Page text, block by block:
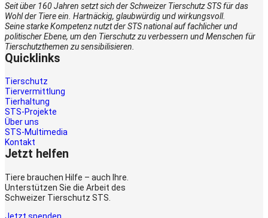
Seit über 160 Jahren setzt sich der Schweizer Tierschutz STS für das
Wohl der Tiere ein. Hartnäckig, glaubwürdig und wirkungsvoll.
Seine starke Kompetenz nutzt der STS national auf fachlicher und
politischer Ebene, um den Tierschutz zu verbessern und Menschen für
Tierschutzthemen zu sensibilisieren.
Quicklinks
Tierschutz
Tiervermittlung
Tierhaltung
STS-Projekte
Über uns
STS-Multimedia
Kontakt
Jetzt helfen
Tiere brauchen Hilfe – auch Ihre.
Unterstützen Sie die Arbeit des
Schweizer Tierschutz STS.
Jetzt spenden